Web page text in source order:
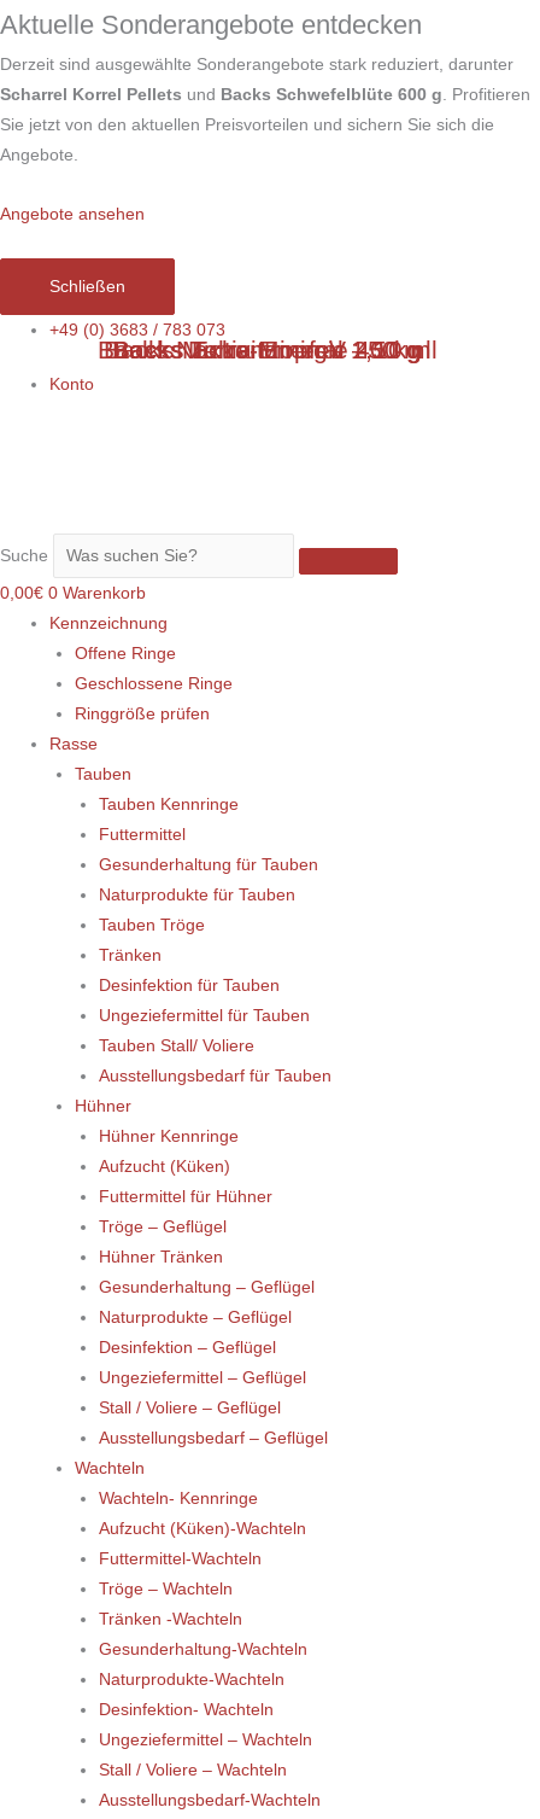
Aktuelle Sonderangebote entdecken
Derzeit sind ausgewählte Sonderangebote stark reduziert, darunter
Scharrel Korrel Pellets und Backs Schwefelblüte 600 g. Profitieren
Sie jetzt von den aktuellen Preisvorteilen und sichern Sie sich die
Angebote.
Angebote ansehen
Schließen
Zum
springen
+49 (0) 3683 / 783 073
Konto
Suche
0,00€ 0 Warenkorb
Kennzeichnung
Offene Ringe
Geschlossene Ringe
Ringgröße prüfen
Rasse
Tauben
Tauben Kennringe
Futtermittel
Gesunderhaltung für Tauben
Naturprodukte für Tauben
Tauben Tröge
Tränken
Desinfektion für Tauben
Ungeziefermittel für Tauben
Tauben Stall/ Voliere
Ausstellungsbedarf für Tauben
Hühner
Hühner Kennringe
Aufzucht (Küken)
Futtermittel für Hühner
Tröge – Geflügel
Hühner Tränken
Gesunderhaltung – Geflügel
Naturprodukte – Geflügel
Desinfektion – Geflügel
Ungeziefermittel – Geflügel
Stall / Voliere – Geflügel
Ausstellungsbedarf – Geflügel
Wachteln
Wachteln- Kennringe
Aufzucht (Küken)-Wachteln
Futtermittel-Wachteln
Tröge – Wachteln
Tränken -Wachteln
Gesunderhaltung-Wachteln
Naturprodukte-Wachteln
Desinfektion- Wachteln
Ungeziefermittel – Wachteln
Stall / Voliere – Wachteln
Ausstellungsbedarf-Wachteln
Futtertrog
Einhängen
Backs Terra-Mineral 1,5 kg
Backs Nackentropfen – 10 ml
Backs Multivitamin-V 250 ml
Backs Extra Energie 400 g